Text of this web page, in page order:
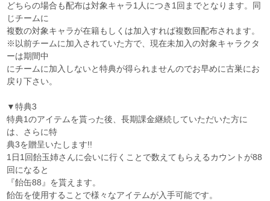
どちらの場合も配布は対象キャラ1人につき1回までとなります。同
じチームに
複数の対象キャラが在籍もしくは加入すれば複数回配布されます。
※以前チームに加入されていた方で、現在未加入の対象キャラクタ
ーは期間中
にチームに加入しないと特典が得られませんのでお早めに古巣にお
戻り下さい。
▼特典3
特典1のアイテムを貰った後、長期課金継続していただいた方に
は、さらに特
典3を贈呈いたします!!
1日1回飴玉姉さんに会いに行くことで数えてもらえるカウントが88
回になると
『飴缶88』を貰えます。
飴缶を使用することで様々なアイテムが入手可能です。